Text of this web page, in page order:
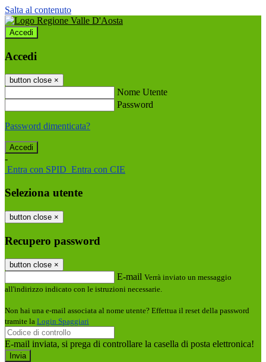
Salta al contenuto
Accedi
Accedi
button close ×
Nome Utente
Password
Password dimenticata?
-
Entra con SPID Entra con CIE
Seleziona utente
button close ×
Recupero password
button close ×
E-mail Verrà inviato un messaggio
all'indirizzo indicato con le istruzioni necessarie.
Non hai una e-mail associata al nome utente? Effettua il reset della password
tramite la Login Spaggiari
E-mail inviata, si prega di controllare la casella di posta elettronica!